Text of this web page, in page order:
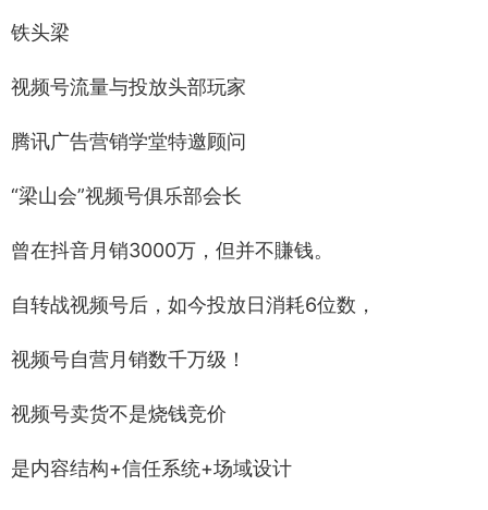
铁头梁
视频号流量与投放头部玩家
腾讯广告营销学堂特邀顾问
“梁山会”视频号俱乐部会长
曾在抖音月销3000万，但并不賺钱。
自转战视频号后，如今投放日消耗6位数，
视频号自营月销数千万级！
视频号卖货不是烧钱竞价
是内容结构+信任系统+场域设计